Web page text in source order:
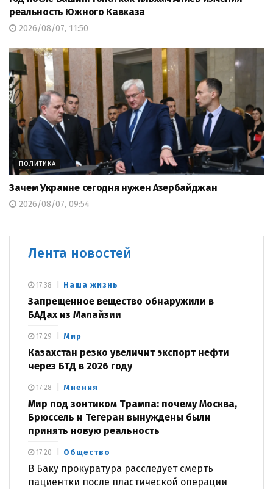
реальность Южного Кавказа
2026/08/07, 11:50
ПОЛИТИКА
Зачем Украине сегодня нужен Азербайджан
2026/08/07, 09:54
Лента новостей
Наша жизнь
Запрещенное вещество обнаружили в
БАДах из Малайзии
17:38
Мир
Казахстан резко увеличит экспорт нефти
через БТД в 2026 году
17:29
Мнения
Мир под зонтиком Трампа: почему Москва,
Брюссель и Тегеран вынуждены были
принять новую реальность
17:28
Общество
В Баку прокуратура расследует смерть
пациентки после пластической операции
17:20